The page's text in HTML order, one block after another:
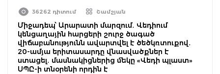
36262 դիտում Շամշյան
Միջադեպ՝ Արարատի մարզում․ Վեդիում
կենցաղային հարցերի շուրջ ծագած
վիճաբանությունն ավարտվել է ծեծկռտուքով․
20-ամյա երիտասարդը վնասվածքներ է
ստացել․ մասնակիցներից մեկը «Վեդի պլաստ»
ՍՊԸ-ի տնօրենի որդին է